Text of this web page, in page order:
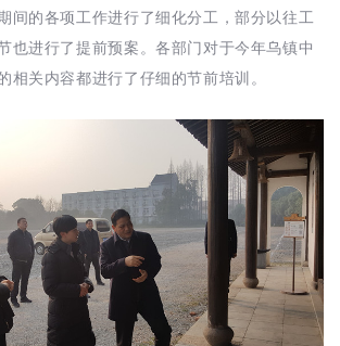
间的各项工作进行了细化分工，部分以往工
也进行了提前预案。各部门对于今年乌镇中
相关内容都进行了仔细的节前培训。